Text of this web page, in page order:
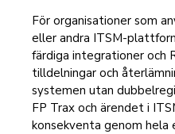
För organisationer som
eller andra ITSM-
färdiga integrationer och
tilldelningar och
systemen utan
FP Trax och ärendet i
konsekventa genom hela